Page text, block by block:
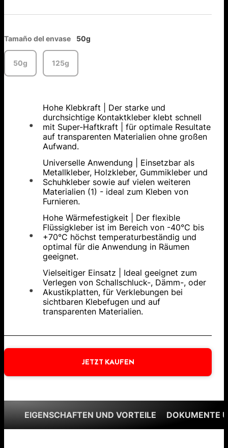
Tamaño del envase 50g
50g 125g
Hohe Klebkraft | Der starke und
durchsichtige Kontaktkleber klebt schnell
mit Super-Haftkraft | für optimale Resultate
auf transparenten Materialien ohne großen
Aufwand.
Universelle Anwendung | Einsetzbar als
Metallkleber, Holzkleber, Gummikleber und
Schuhkleber sowie auf vielen weiteren
Materialien (1) - ideal zum Kleben von
Furnieren.
Hohe Wärmefestigkeit | Der flexible
Flüssigkleber ist im Bereich von -40°C bis
+70°C höchst temperaturbeständig und
optimal für die Anwendung in Räumen
geeignet.
Vielseitiger Einsatz | Ideal geeignet zum
Verlegen von Schallschluck-, Dämm-, oder
Akustikplatten, für Verklebungen bei
sichtbaren Klebefugen und auf
transparenten Materialien.
JETZT KAUFEN
EIGENSCHAFTEN UND VORTEILE DOKUMENTE